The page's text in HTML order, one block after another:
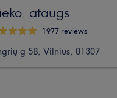
ataugs
1977 reviews
g 5B, Vilnius, 01307